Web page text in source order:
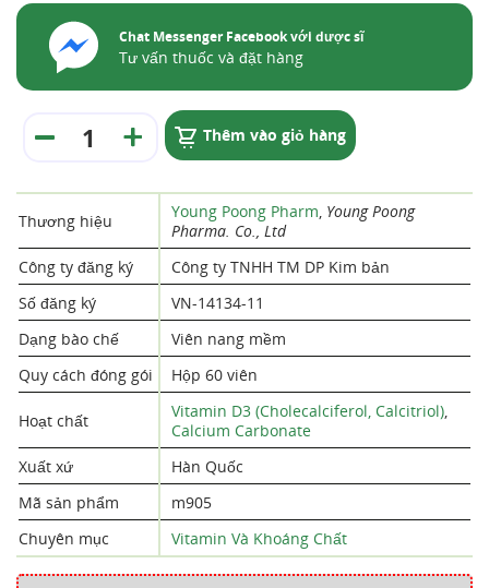
Chat Messenger Facebook với dược sĩ
Tư vấn thuốc và đặt hàng
Thêm vào giỏ hàng
Thương hiệu Young Poong Pharm, Young Poong
Pharma. Co., Ltd
Công ty đăng ký
Công ty TNHH TM DP Kim bản
Số đăng ký
VN-14134-11
Dạng bào chế
Viên nang mềm
Quy cách đóng gói
Hộp 60 viên
Hoạt chất Vitamin D3 (Cholecalciferol, Calcitriol),
Calcium Carbonate
Xuất xứ
Hàn Quốc
Mã sản phẩm
m905
Chuyên mục
Vitamin Và Khoáng Chất